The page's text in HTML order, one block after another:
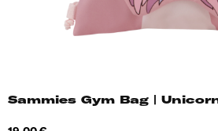
Sammies Gym Bag | Unicorn